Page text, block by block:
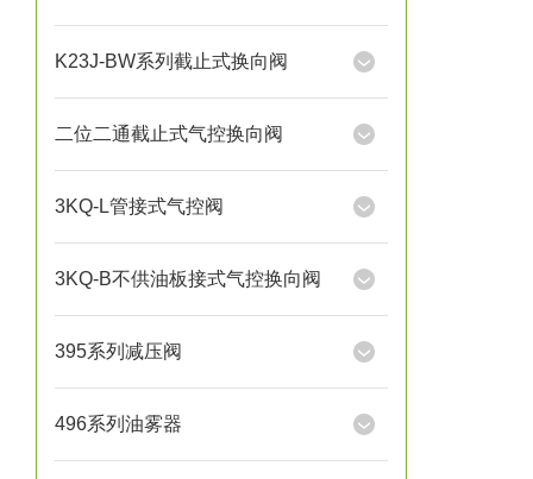
K23J-BW系列截止式换向阀
二位二通截止式气控换向阀
3KQ-L管接式气控阀
3KQ-B不供油板接式气控换向阀
395系列减压阀
496系列油雾器